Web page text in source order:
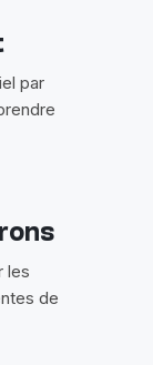
par
les
de